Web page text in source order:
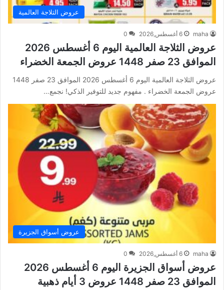
عروض الثلاجة العالمية
maha 6 أغسطس,2026 0
عروض الثلاجة العالمية اليوم 6 أغسطس 2026
الموافق 23 صفر 1448 عروض الجمعة الخضراء
عروض الثلاجة العالمية اليوم 6 أغسطس 2026 الموافق 23 صفر 1448
عروض الجمعة الخضراء . مفهوم جديد للتوفير الذكي! نجمع…
عروض أسواق الجزيرة
maha 6 أغسطس,2026 0
عروض أسواق الجزيرة اليوم 6 أغسطس 2026
الموافق 23 صفر 1448 عروض 3 أيام ذهبية